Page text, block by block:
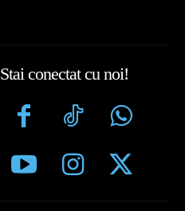
Stai conectat cu noi!